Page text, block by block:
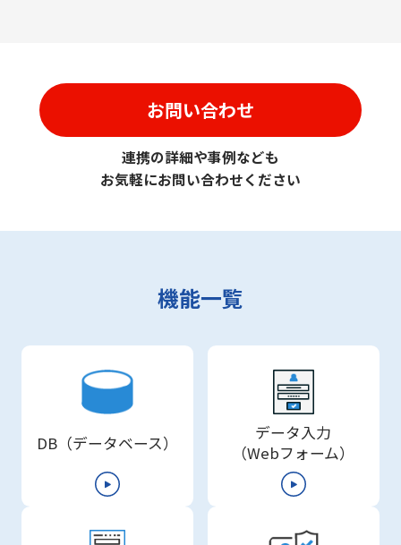
お問い合わせ
連携の詳細や事例なども
お気軽にお問い合わせください
機能一覧
DB（データベース）
データ入力
（Webフォーム）